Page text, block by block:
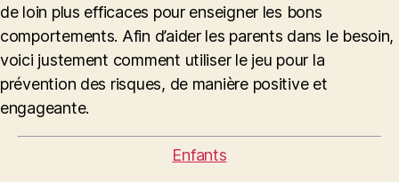
de loin plus efficaces pour enseigner les bons
comportements. Afin d’aider les parents dans le besoin,
voici justement comment utiliser le jeu pour la
prévention des risques, de manière positive et
engageante.
Catégories
Enfants